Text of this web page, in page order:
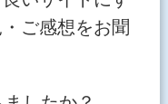
ご感想をお聞